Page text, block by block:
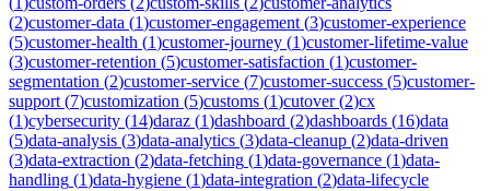
(2)customer-data (1)customer-engagement (3)customer-experience
(5)customer-health (1)customer-journey (1)customer-lifetime-value
(3)customer-retention (5)customer-satisfaction (1)customer-
segmentation (2)customer-service (7)customer-success (5)customer-
support (7)customization (5)customs (1)cutover(2)cx
(1)cybersecurity (14)daraz (1)dashboard (2)dashboards (16)data
(5)data-analysis (3)data-analytics (3)data-cleanup (2)data-driven
(3)data-extraction (2)data-fetching (1)data-governance (1)data-
handling (1)data-hygiene (1)data-integration (2)data-lifecycle